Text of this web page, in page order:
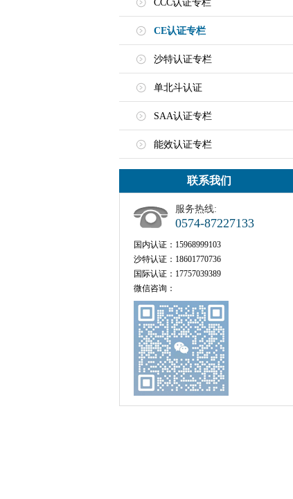
CCC认证专栏
CE认证专栏
沙特认证专栏
单北斗认证
SAA认证专栏
能效认证专栏
联系我们
服务热线:
0574-87227133
国内认证：15968999103
沙特认证：18601770736
国际认证：17757039389
微信咨询：